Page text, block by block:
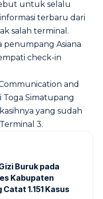
untuk selalu
terbaru dari
salah terminal.
penumpang Asiana
check-in
and
Toga Simatupang
yang sudah
3.
Buruk pada
Kabupaten
1.151 Kasus